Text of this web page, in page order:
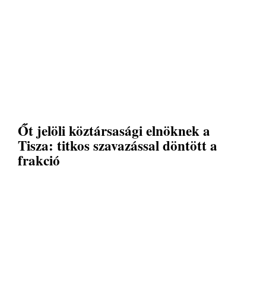
Őt jelöli köztársasági elnöknek a
Tisza: titkos szavazással döntött a
frakció